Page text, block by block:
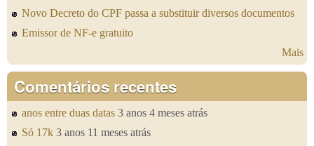
Novo Decreto do CPF passa a substituir diversos documentos
Emissor de NF-e gratuito
Mais
Comentários recentes
anos entre duas datas 3 anos 4 meses atrás
Só 17k 3 anos 11 meses atrás